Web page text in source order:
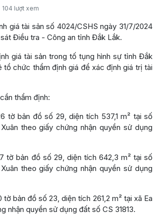
104 lượt xem
giá tài sản số 4024/CSHS ngày 31/7/2024
Điều tra - Công an tỉnh Đắk Lắk.
tài sản trong tố tụng hình sự tỉnh Đắk
tổ chức thẩm định giá để xác định giá trị tài
thẩm định:
tờ bản đồ số 29, diện tích 537,1 m² tại số
theo giấy chứng nhận quyền sử dụng
tờ bản đồ số 29, diện tích 642,3 m² tại số
theo giấy chứng nhận quyền sử dụng
bản đồ số 23, diện tích 261,2 m² tại xã Ea
nhận quyền sử dụng đất số CS 31813.